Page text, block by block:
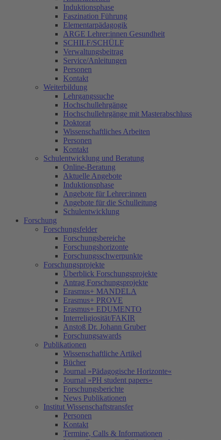
Induktionsphase
Faszination Führung
Elementarpädagogik
ARGE Lehrer:innen Gesundheit
SCHILF/SCHÜLF
Verwaltungsbeitrag
Service/Anleitungen
Personen
Kontakt
Weiterbildung
Lehrgangssuche
Hochschullehrgänge
Hochschullehrgänge mit Masterabschluss
Doktorat
Wissenschaftliches Arbeiten
Personen
Kontakt
Schulentwicklung und Beratung
Online-Beratung
Aktuelle Angebote
Induktionsphase
Angebote für Lehrer:innen
Angebote für die Schulleitung
Schulentwicklung
Forschung
Forschungsfelder
Forschungsbereiche
Forschungshorizonte
Forschungsschwerpunkte
Forschungsprojekte
Überblick Forschungsprojekte
Antrag Forschungsprojekte
Erasmus+ MANDELA
Erasmus+ PROVE
Erasmus+ EDUMENTO
Interreligiosität/FAKIR
Anstoß Dr. Johann Gruber
Forschungsawards
Publikationen
Wissenschaftliche Artikel
Bücher
Journal »Pädagogische Horizonte«
Journal »PH student papers«
Forschungsberichte
News Publikationen
Institut Wissenschaftstransfer
Personen
Kontakt
Termine, Calls & Informationen